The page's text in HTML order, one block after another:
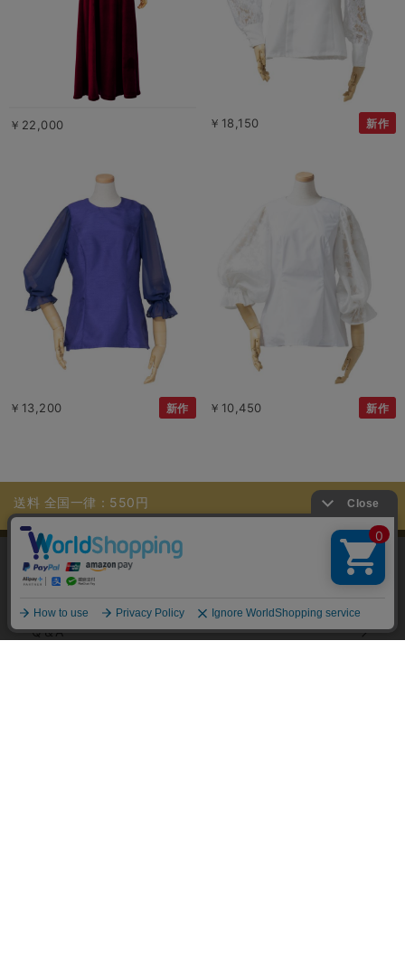
￥22,000 ￥18,150 新作
￥13,200 新作 ￥10,450 新作
送料 全国一律：550円
11,000円（税込）以上お買上げで送料無料
ご利用ガイド
Q＆A
当サイトではユーザーの利便性向上やサイト改
善のためにCookieを使用しています。 詳細につ
照ください。
承諾する